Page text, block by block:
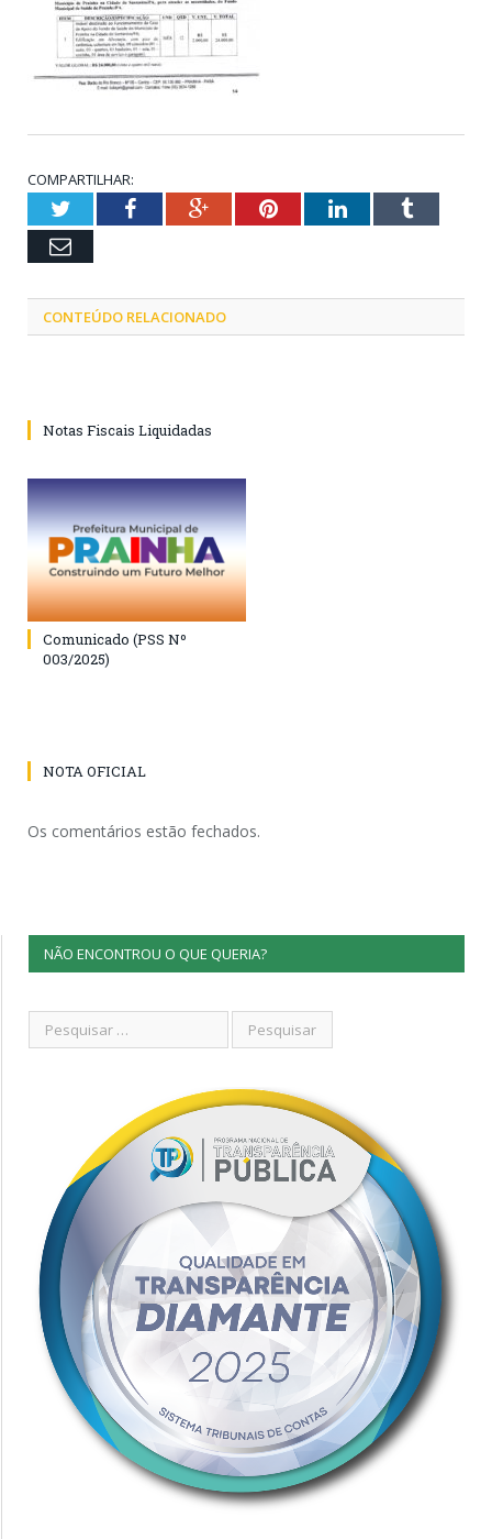
COMPARTILHAR:
TwitterFacebookGoogle+PinterestLinkedInTumblr
Email
CONTEÚDO RELACIONADO
Notas Fiscais Liquidadas
Comunicado (PSS Nº
003/2025)
NOTA OFICIAL
Os comentários estão fechados.
NÃO ENCONTROU O QUE QUERIA?